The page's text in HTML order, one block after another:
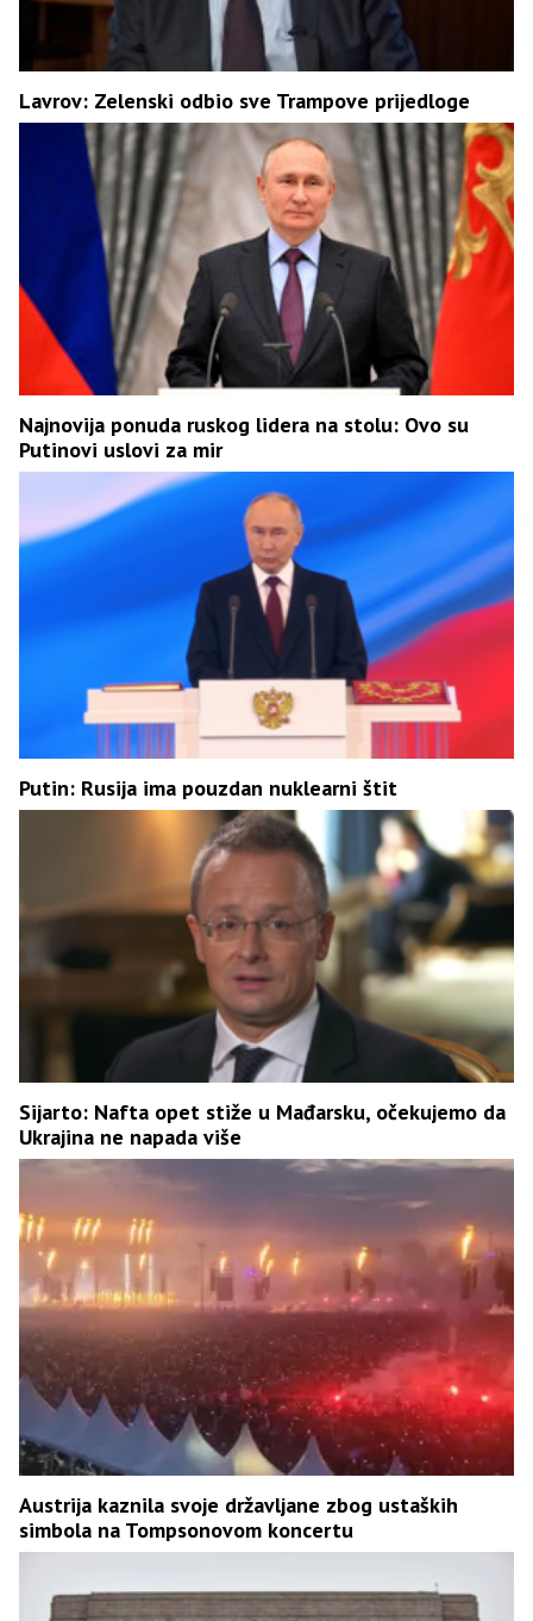
Lavrov: Zelenski odbio sve Trampove prijedloge
Najnovija ponuda ruskog lidera na stolu: Ovo su
Putinovi uslovi za mir
Putin: Rusija ima pouzdan nuklearni štit
Sijarto: Nafta opet stiže u Mađarsku, očekujemo da
Ukrajina ne napada više
Austrija kaznila svoje državljane zbog ustaških
simbola na Tompsonovom koncertu